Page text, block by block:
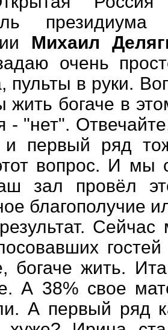
Михаил
очень
пульты в руки.
жить богаче в
- "нет".
и первый ряд
вопрос. И мы
зал провёл
благополучие
богаче жить.
А 38% свое
А первый ряд